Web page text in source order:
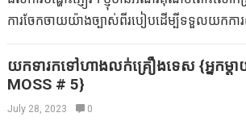
ការចែកចាយយ៉ាងច្បាស់ពីរបៀបដើម្បីទទួលយកកា
គំរូរបស់នាង។ ខ្ញុំសង្ឃឹមថាអ្នកនឹងរីករាយជាមួយនឹង
ដែលមកជាមួយគ្នានៅខែនេះ! Kristen ដែលមាន
Quinlan, ក៏ដូចជា Margot ផងដែរ ដោយសារតែភារ
យកទារកទៅហាងលក់គ្រឿងទេស {អ្នកម្តា
MOSS # 5}
July 28, 2023 0